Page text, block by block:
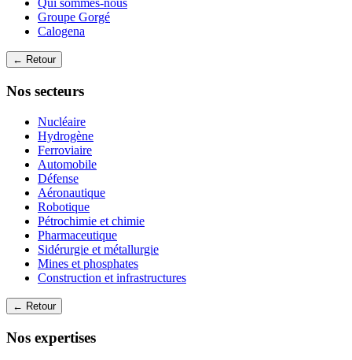
Qui sommes-nous
Groupe Gorgé
Calogena
← Retour
Nos secteurs
Nucléaire
Hydrogène
Ferroviaire
Automobile
Défense
Aéronautique
Robotique
Pétrochimie et chimie
Pharmaceutique
Sidérurgie et métallurgie
Mines et phosphates
Construction et infrastructures
← Retour
Nos expertises